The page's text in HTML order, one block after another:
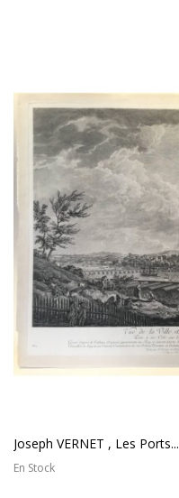
Joseph VERNET , Les Ports...
En Stock